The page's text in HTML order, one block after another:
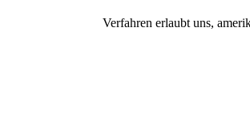
Verfahren erlaubt uns,